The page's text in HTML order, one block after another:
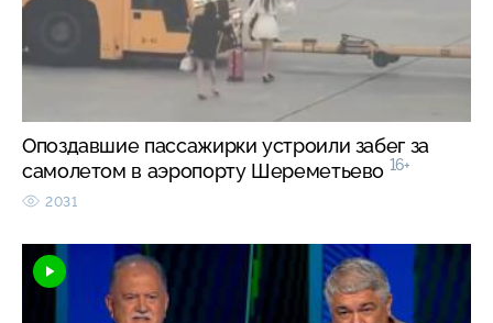
Опоздавшие пассажирки устроили забег за
самолетом в аэропорту Шереметьево 16+
2031